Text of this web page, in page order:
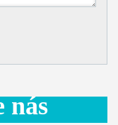
nás